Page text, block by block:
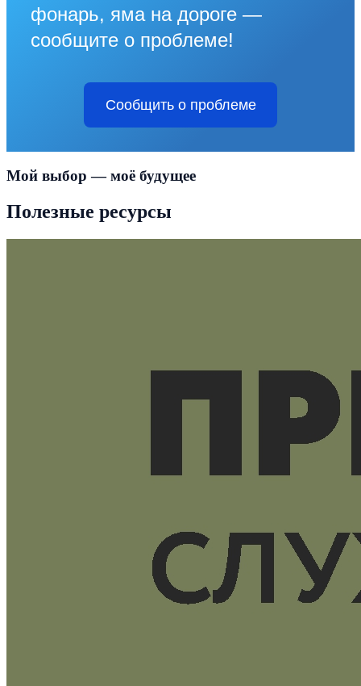
фонарь, яма на дороге —
сообщите о проблеме!
Сообщить о проблеме
Мой выбор — моё будущее
Полезные ресурсы